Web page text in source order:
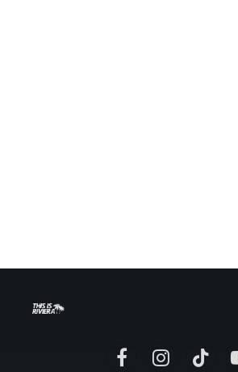
FacebookInstagramTikTok